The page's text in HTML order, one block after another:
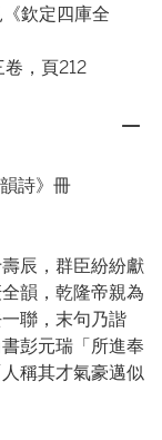
欽定四庫全
，頁212
詩》冊
辰，群臣紛紛獻
韻，乾隆帝親為
聯，末句乃諧
彭元瑞「所進奉
稱其才氣豪邁似